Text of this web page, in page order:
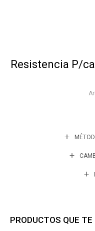
Resistencia P/
PRODUCTOS QUE
Varios